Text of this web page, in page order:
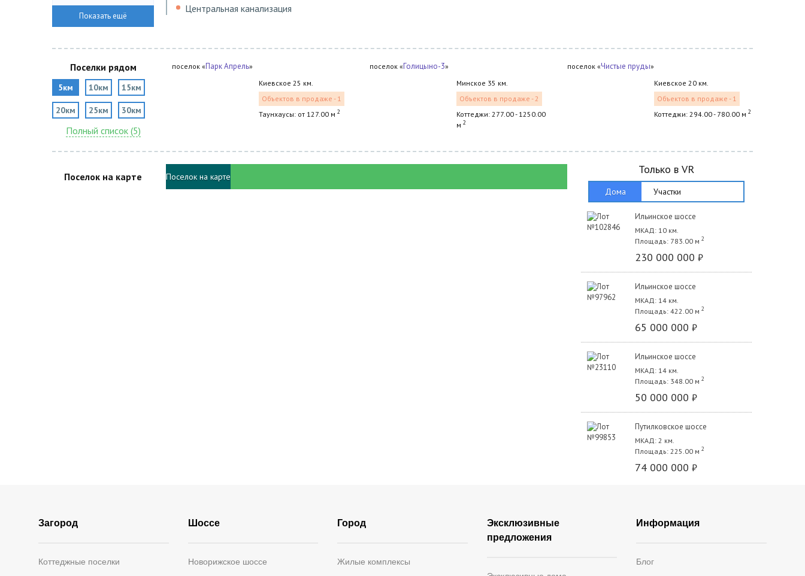
Центральная канализация
Поселки рядом
5км 10км 15км
20км 25км 30км
Полный список (5)
поселок «Парк Апрель»
Киевское 25 км.
Объектов в продаже - 1
Таунхаусы: от 127.00 м 2
поселок «Голицыно-3»
Минское 35 км.
Объектов в продаже - 2
Коттеджи: 277.00 - 1250.00
м 2
поселок «Чистые пруды»
Киевское 20 км.
Объектов в продаже - 1
Коттеджи: 294.00 - 780.00 м 2
Поселок на карте Поселок на карте
Только в VR
Дома Участки
Ильинское шоссе
МКАД: 10 км.
Площадь: 783.00 м 2
230 000 000 ₽
Ильинское шоссе
МКАД: 14 км.
Площадь: 422.00 м 2
65 000 000 ₽
Ильинское шоссе
МКАД: 14 км.
Площадь: 348.00 м 2
50 000 000 ₽
Путилковское шоссе
МКАД: 2 км.
Площадь: 225.00 м 2
74 000 000 ₽
Загород
Коттеджные поселки
Шоссе
Новорижское шоссе
Город
Жилые комплексы
Эксклюзивные
предложения
Информация
Блог